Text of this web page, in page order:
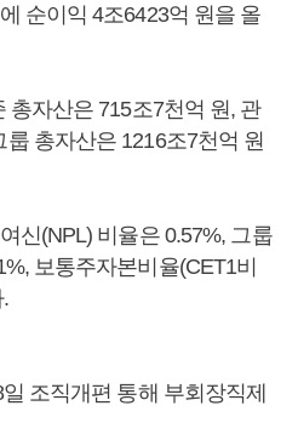
순이익 4조6423억 원을 올
총자산은 715조7천억 원, 관
총자산은 1216조7천억 원
신(NPL) 비율은 0.57%, 그룹
보통주자본비율(CET1비
조직개편 통해 부회장직제